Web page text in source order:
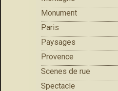
Monument
Paris
Paysages
Provence
Scenes de rue
Spectacle